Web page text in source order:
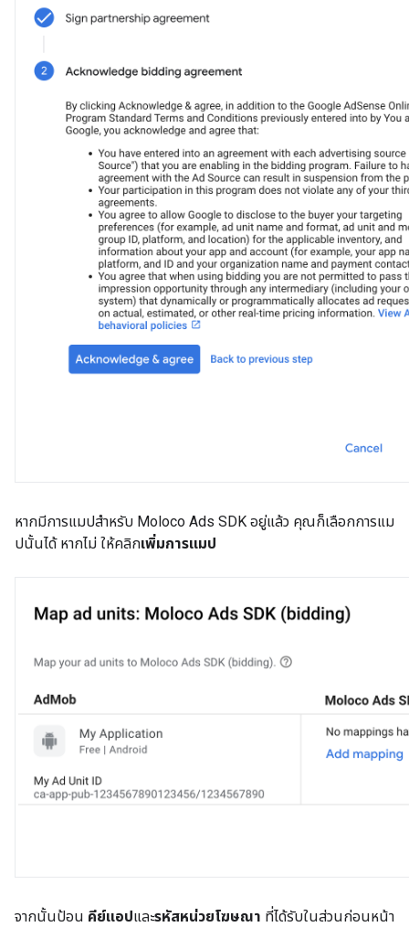
หากมีการแมปสำหรับ Moloco Ads SDK อยู่แล้ว คุณก็เลือกการแม
ปนั้นได้ หากไม่ ให้คลิกเพิ่มการแมป
จากนั้นป้อน คีย์แอปและรหัสหน่วยโฆษณา ที่ได้รับในส่วนก่อนหน้า